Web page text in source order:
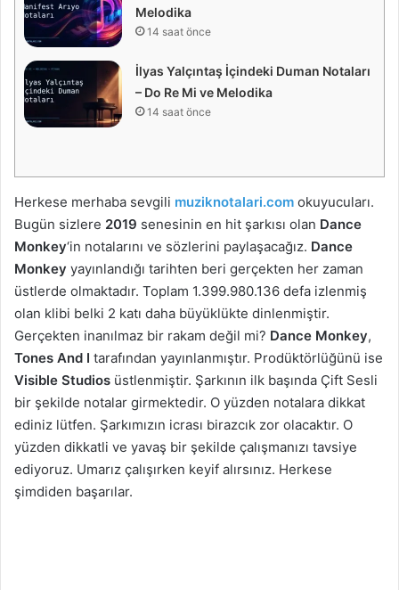
Melodika
14 saat önce
İlyas Yalçıntaş İçindeki Duman Notaları
– Do Re Mi ve Melodika
14 saat önce
Herkese merhaba sevgili muziknotalari.com okuyucuları.
Bugün sizlere 2019 senesinin en hit şarkısı olan Dance
Monkey‘in notalarını ve sözlerini paylaşacağız. Dance
Monkey yayınlandığı tarihten beri gerçekten her zaman
üstlerde olmaktadır. Toplam 1.399.980.136 defa izlenmiş
olan klibi belki 2 katı daha büyüklükte dinlenmiştir.
Gerçekten inanılmaz bir rakam değil mi? Dance Monkey,
Tones And I tarafından yayınlanmıştır. Prodüktörlüğünü ise
Visible Studios üstlenmiştir. Şarkının ilk başında Çift Sesli
bir şekilde notalar girmektedir. O yüzden notalara dikkat
ediniz lütfen. Şarkımızın icrası birazcık zor olacaktır. O
yüzden dikkatli ve yavaş bir şekilde çalışmanızı tavsiye
ediyoruz. Umarız çalışırken keyif alırsınız. Herkese
şimdiden başarılar.